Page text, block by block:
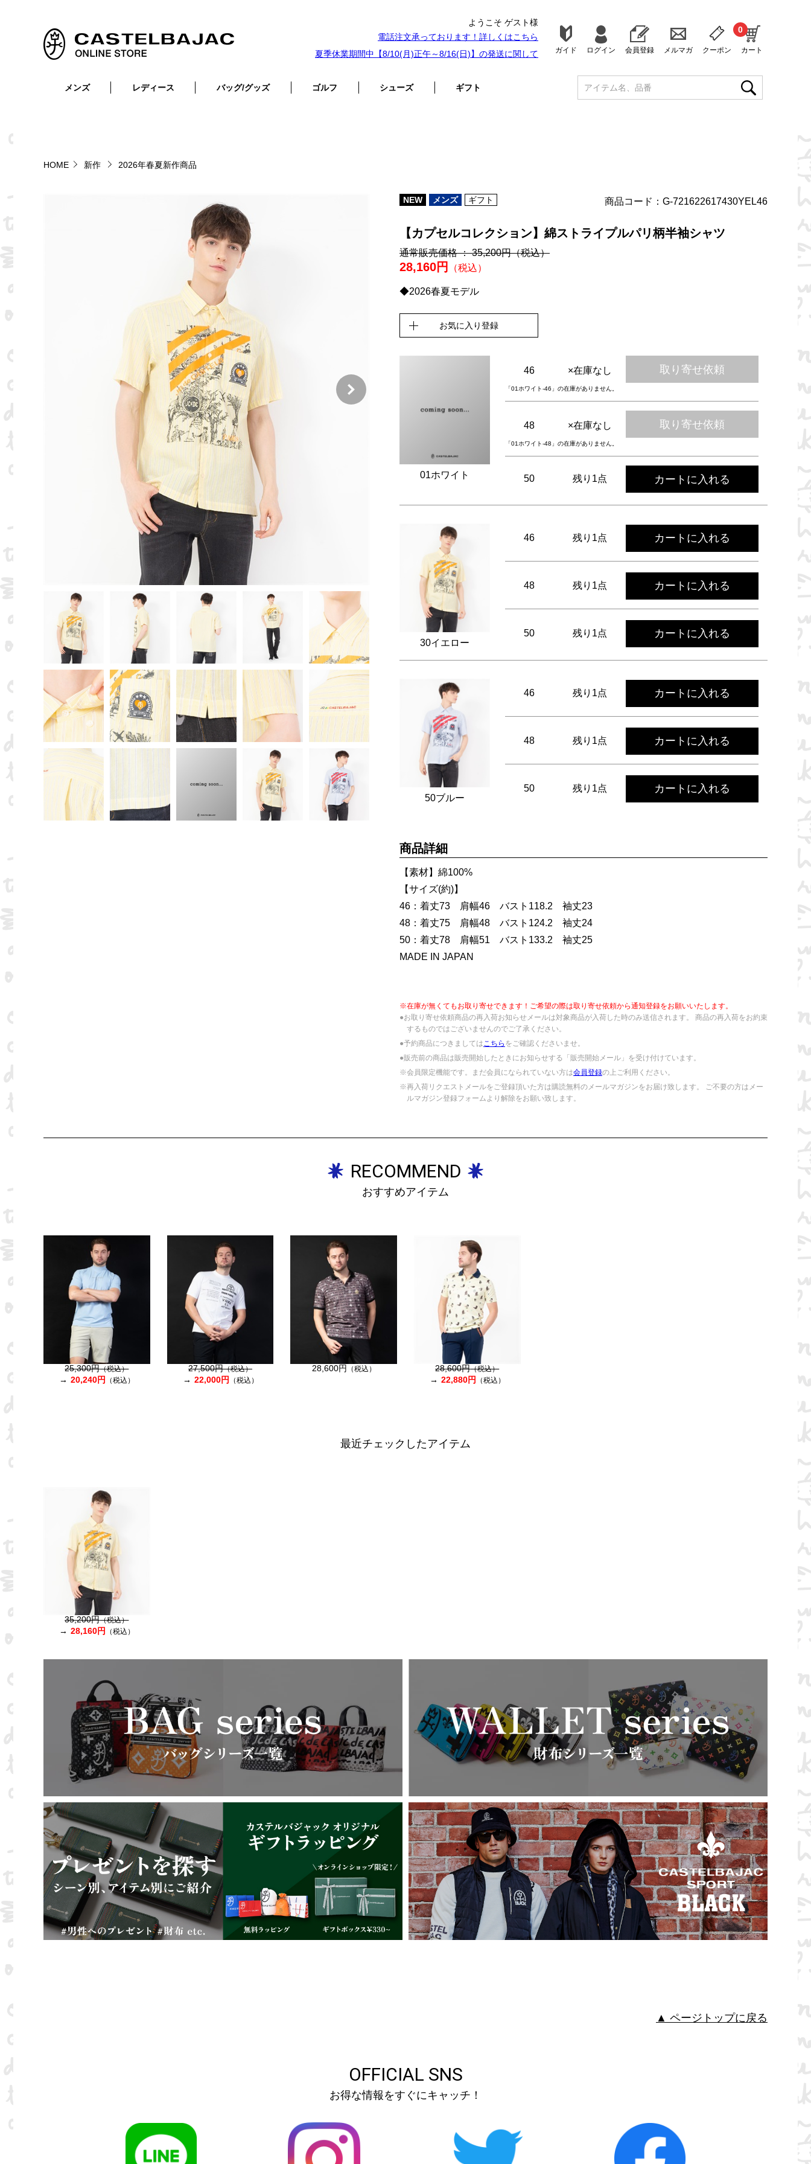
ようこそ ゲスト様
電話注文承っております！詳しくはこちら
夏季休業期間中【8/10(月)正午～8/16(日)】の発送に関して
ガイド ログイン 会員登録 メルマガ クーポン カート
0
メンズ レディース バッグ/グッズ ゴルフ シューズ ギフト
HOME 新作 2026年春夏新作商品
NEW メンズ ギフト 商品コード：G-721622617430YEL46
【カプセルコレクション】綿ストライプルパリ柄半袖シャツ
通常販売価格 ： 35,200円（税込）
28,160円 （税込）
◆2026春夏モデル
お気に入り登録
01ホワイト
46 ×在庫なし 取り寄せ依頼
「01ホワイト-46」の在庫がありません。
48 ×在庫なし 取り寄せ依頼
「01ホワイト-48」の在庫がありません。
50 残り1点 カートに入れる
30イエロー
46 残り1点 カートに入れる
48 残り1点 カートに入れる
50 残り1点 カートに入れる
50ブルー
46 残り1点 カートに入れる
48 残り1点 カートに入れる
50 残り1点 カートに入れる
商品詳細
【素材】綿100%
【サイズ(約)】
46：着丈73 肩幅46 バスト118.2 袖丈23
48：着丈75 肩幅48 バスト124.2 袖丈24
50：着丈78 肩幅51 バスト133.2 袖丈25
MADE IN JAPAN
※在庫が無くてもお取り寄せできます！ご希望の際は取り寄せ依頼から通知登録をお願いいたします。
●お取り寄せ依頼商品の再入荷お知らせメールは対象商品が入荷した時のみ送信されます。 商品の再入荷をお約束
するものではございませんのでご了承ください。
●予約商品につきましてはこちら をご確認くださいませ。
●販売前の商品は販売開始したときにお知らせする「販売開始メール」を受け付けています。
※会員限定機能です。まだ会員になられていない方は会員登録の上ご利用ください。
※再入荷リクエストメールをご登録頂いた方は購読無料のメールマガジンをお届け致します。 ご不要の方はメー
ルマガジン登録フォームより解除をお願い致します。
RECOMMEND
おすすめアイテム
25,300円（税込）
20,240円 （税込）
27,500円（税込）
22,000円 （税込）
28,600円 （税込） 28,600円（税込）
22,880円 （税込）
最近チェックしたアイテム
35,200円（税込）
28,160円 （税込）
▲ ページトップに戻る
OFFICIAL SNS
お得な情報をすぐにキャッチ！